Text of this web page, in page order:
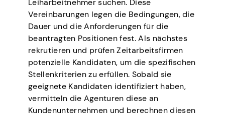
Leiharbeitnehmer suchen. Diese
Vereinbarungen legen die Bedingungen, die
Dauer und die Anforderungen für die
beantragten Positionen fest. Als nächstes
rekrutieren und prüfen Zeitarbeitsfirmen
potenzielle Kandidaten, um die spezifischen
Stellenkriterien zu erfüllen. Sobald sie
geeignete Kandidaten identifiziert haben,
vermitteln die Agenturen diese an
Kundenunternehmen und berechnen diesen